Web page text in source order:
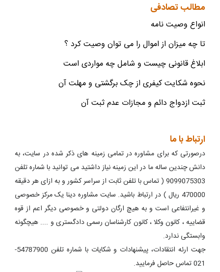
مطالب تصادفی
انواع وصیت نامه
تا چه میزان از اموال را می توان وصیت کرد ؟
ابلاغ قانونی چیست و شامل چه مواردی است
نحوه شکایت کیفری از چک برگشتی و مهلت آن
ثبت ازدواج دائم و مجازات عدم ثبت آن
ارتباط با ما
درصورتی که برای مشاوره در تمامی زمینه های ذکر شده در سایت، به
دانش چندین ساله ما در این زمینه نیاز داشتید می توانید با شماره تلفن
9099075303 ( تماس با تلفن ثابت از سراسر کشور و به ازای هر دقیقه
470000 ریال ) در ارتباط باشید. سایت مشاوره دینا یک مرکز خصوصی
و غیرانتفاعی است و به هیچ ارگان دولتی و خصوصی دیگر اعم از قوه
قضاییه ، کانون وکلا ، کانون کارشناسان رسمی دادگستری و .... هیچگونه
وابستگی ندارد.
جهت ارئه انتقادات، پیشنهادات و شکایات با شماره تلفن 54787900-
021 تماس حاصل فرمایید.